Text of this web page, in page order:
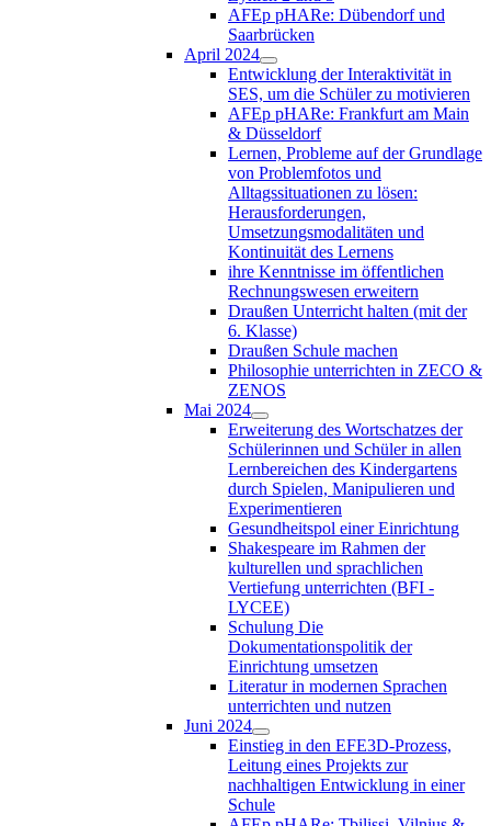
AFEp pHARe: Dübendorf und
Saarbrücken
April 2024
Entwicklung der Interaktivität in
SES, um die Schüler zu motivieren
AFEp pHARe: Frankfurt am Main
& Düsseldorf
Lernen, Probleme auf der Grundlage
von Problemfotos und
Alltagssituationen zu lösen:
Herausforderungen,
Umsetzungsmodalitäten und
Kontinuität des Lernens
ihre Kenntnisse im öffentlichen
Rechnungswesen erweitern
Draußen Unterricht halten (mit der
6. Klasse)
Draußen Schule machen
Philosophie unterrichten in ZECO &
ZENOS
Mai 2024
Erweiterung des Wortschatzes der
Schülerinnen und Schüler in allen
Lernbereichen des Kindergartens
durch Spielen, Manipulieren und
Experimentieren
Gesundheitspol einer Einrichtung
Shakespeare im Rahmen der
kulturellen und sprachlichen
Vertiefung unterrichten (BFI -
LYCEE)
Schulung Die
Dokumentationspolitik der
Einrichtung umsetzen
Literatur in modernen Sprachen
unterrichten und nutzen
Juni 2024
Einstieg in den EFE3D-Prozess,
Leitung eines Projekts zur
nachhaltigen Entwicklung in einer
Schule